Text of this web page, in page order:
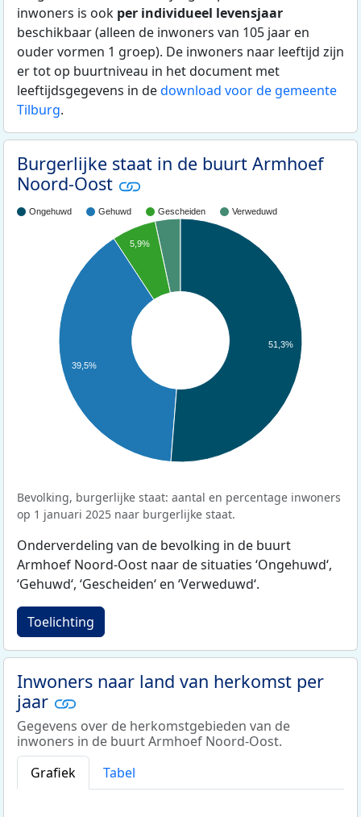
inwoners is ook per individueel levensjaar
beschikbaar (alleen de inwoners van 105 jaar en
ouder vormen 1 groep). De inwoners naar leeftijd zijn
er tot op buurtniveau in het document met
leeftijdsgegevens in dedownload voor de gemeente
Tilburg.
Burgerlijke staat in de buurt Armhoef
Noord-Oost
Ongehuwd Gehuwd Gescheiden Verweduwd
5,9%
39,5%
51,3%
Bevolking, burgerlijke staat: aantal en percentage inwoners
op 1 januari 2025 naar burgerlijke staat.
Onderverdeling van de bevolking in de buurt
Armhoef Noord-Oost naar de situaties ‘Ongehuwd‘,
‘Gehuwd‘, ‘Gescheiden‘ en ‘Verweduwd‘.
Toelichting
Inwoners naar land van herkomst per
jaar
Gegevens over de herkomstgebieden van de
inwoners in de buurt Armhoef Noord-Oost.
Grafiek
Tabel